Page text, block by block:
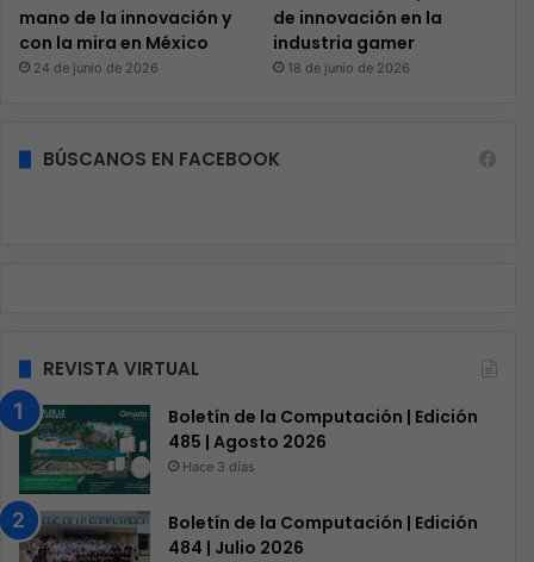
mano de la innovación y
con la mira en México
24 de junio de 2026
de innovación en la
industria gamer
18 de junio de 2026
BÚSCANOS EN FACEBOOK
REVISTA VIRTUAL
Boletín de la Computación | Edición
485 | Agosto 2026
Hace 3 días
Boletín de la Computación | Edición
484 | Julio 2026